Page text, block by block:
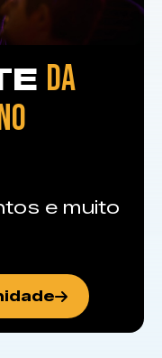
DA
e muito